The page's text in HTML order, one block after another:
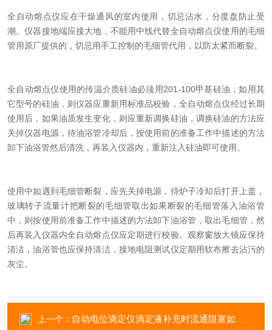
全自动熔点仪应在干燥通风的室内使用，切忌沾水，分度盘防止受
潮。仪器接地端应接大地，不能用中线代替全自动熔点仪使用的毛细
管用原厂提供的，切忌用手工控制的毛细管代用，以防太紧而断裂。
全自动熔点仪使用的传温介质硅油必须用201-100甲基硅油，如用其
它型号的硅油，则仪器应重新用标准品校验，全自动熔点仪经过长期
使用后，如果油质发生变化，则应重新调换硅油，调换硅油的方法应
关掉仪器电源，待油浴管冷却后，按使用前的准备工作中描述的方法
卸下油浴管然后清洗，再装入仪器内，重新注入硅油即可使用。
使用中如遇到毛细管断裂，应先关掉电源，待炉子冷却后打开上盖，
玻璃转子流量计把断裂的毛细管取出如果断裂的毛细管落入油浴管
中，则按使用前准备工作中描述的方法卸下油浴管，取出毛细管，然
后再装入仪器内全自动熔点仪应定期进行校验。观察窗放大镜应保持
清洁，油浴管也应保持清洁，接地电阻测试仪定期用软布擦去沾污的
灰尘。
上一个： 自动电位滴定仪滴定液补充时流通阻塞如何解决？